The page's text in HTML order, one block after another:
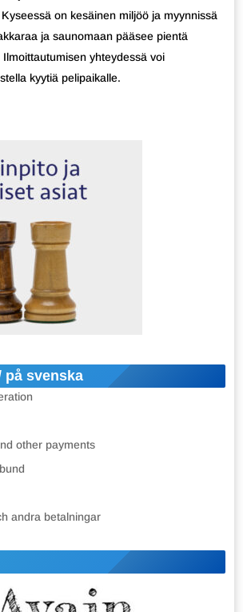
on kesäinen miljöö ja myynnissä
ja saunomaan pääsee pientä
yhteydessä voi
kyytiä pelipaikalle.
på svenska
other payments
andra betalningar